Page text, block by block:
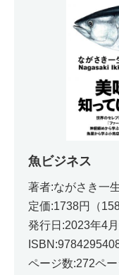
魚ビジネス
著者:ながさき一
定価:1738円（
発行日:2023年4
ページ数:272ペー